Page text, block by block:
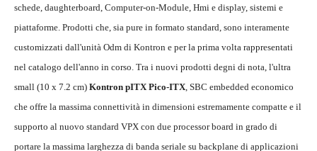
schede, daughterboard, Computer-on-Module, Hmi e display, sistemi e
piattaforme. Prodotti che, sia pure in formato standard, sono interamente
customizzati dall'unità Odm di Kontron e per la prima volta rappresentati
nel catalogo dell'anno in corso. Tra i nuovi prodotti degni di nota, l'ultra
small (10 x 7.2 cm) Kontron pITX Pico-ITX, SBC embedded economico
che offre la massima connettività in dimensioni estremamente compatte e il
supporto al nuovo standard VPX con due processor board in grado di
portare la massima larghezza di banda seriale su backplane di applicazioni